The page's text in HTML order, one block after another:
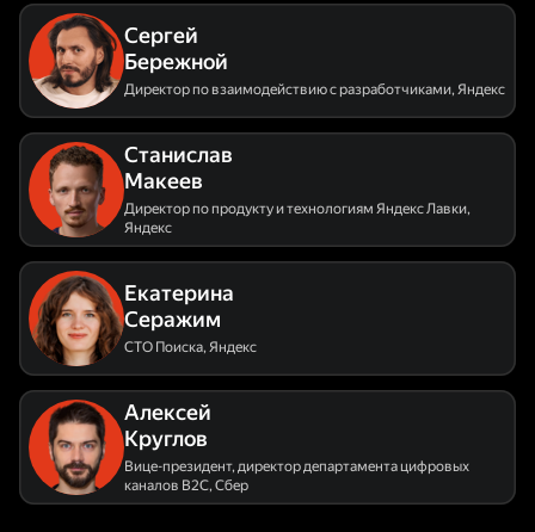
Сергей
Бережной
Директор по взаимодействию с разработчиками,Яндекс
Станислав
Макеев
Директор по продукту и технологиям Яндекс Лавки,
Яндекс
Екатерина
Серажим
CTO Поиска,Яндекс
Алексей
Круглов
Вице-президент, директор департамента цифровых
каналов В2С,Сбер